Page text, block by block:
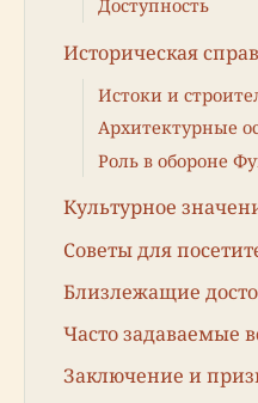
Доступность
Историческая
Истоки и
Архитектурные
Роль в обороне
Культурное
Советы для
Близлежащие
Часто задаваемые
Заключение и